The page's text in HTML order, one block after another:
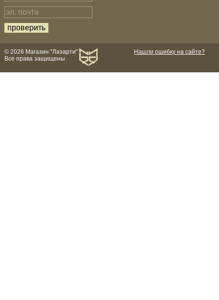
Нашли ошибку на сайте?
© 2026 Магазин "Лазарти"
Все права защищены